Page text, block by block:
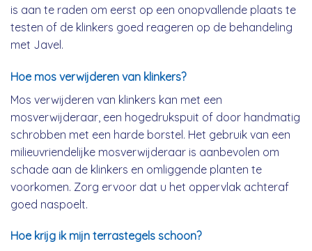
is aan te raden om eerst op een onopvallende plaats te
testen of de klinkers goed reageren op de behandeling
met Javel.
Hoe mos verwijderen van klinkers?
Mos verwijderen van klinkers kan met een
mosverwijderaar, een hogedrukspuit of door handmatig
schrobben met een harde borstel. Het gebruik van een
milieuvriendelijke mosverwijderaar is aanbevolen om
schade aan de klinkers en omliggende planten te
voorkomen. Zorg ervoor dat u het oppervlak achteraf
goed naspoelt.
Hoe krijg ik mijn terrastegels schoon?